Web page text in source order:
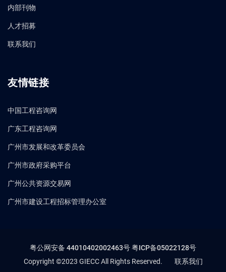
内部刊物
人才招募
联系我们
友情链接
中国工程咨询网
广东工程咨询网
广州市发展和改革委员会
广州市政府采购平台
广州公共资源交易网
广州市建设工程招标管理办公室
粤公网安备 44010402002463号粤ICP备05022128号
Copyright ©2023 GIECC All Rights Reserved.
联系我们